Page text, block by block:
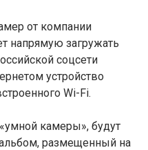
от компании
напрямую загружать
соцсети
устройство
Wi-Fi.
камеры», будут
размещенный на